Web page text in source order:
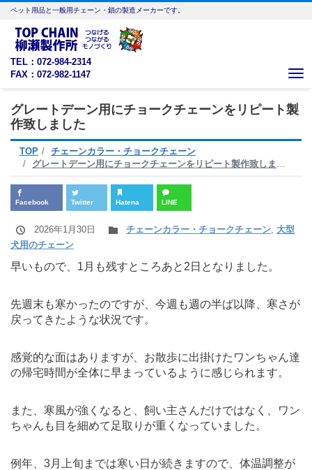
ペット用品と一般用チェーン・鎖の製造メーカーです。
TEL：072-984-2314
FAX：072-982-1147
グレートデーン用にチョークチェーンをリピート製
作致しました
TOP
チェーンカラー・チョークチェーン
グレートデーン用にチョークチェーンをリピート製作致しました
Facebook Twitter Hatena LINE
2026年1月30日 チェーンカラー・チョークチェーン, 大型
犬用のチェーン
早いもので、1月も残すところあと2日となりました。
先週末も寒かったのですが、今週も週の半ば以降、寒さが
戻ってきたような状況です。
感覚的な面はありますが、お散歩に出掛けたワンちゃん達
の帰宅時間が全体に早まっているように感じられます。
また、寒風が強くなると、飼い主さんだけではなく、ワン
ちゃんも目を細めて足取りが重くなっていました。
例年、3月上旬までは寒い日が続きますので、体温調整が